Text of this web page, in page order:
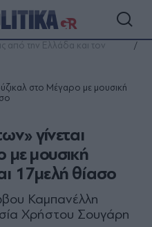
από την Ελλάδα και τον
στο Μέγαρο με μουσική
γίνεται
με μουσική
17μελή θίασο
Καμπανέλλη
Χρήστου Σουγάρη